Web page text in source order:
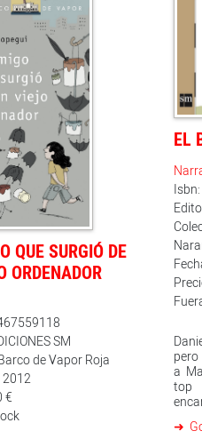
EL
a
top
QUE SURGIÓ DE
ORDENADOR
SM
de Vapor Roja
2012
€